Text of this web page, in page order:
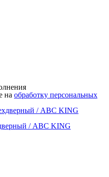
на обработку персональных
/ ABC KING